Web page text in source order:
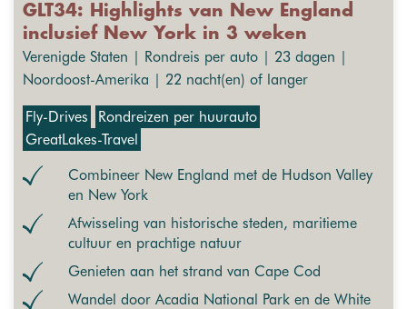
GLT34: Highlights van New England
inclusief New York in 3 weken
Verenigde Staten | Rondreis per auto | 23 dagen |
Noordoost-Amerika | 22 nacht(en) of langer
Fly-Drives
Rondreizen per huurauto
GreatLakes-Travel
Combineer New England met de Hudson Valley
en New York
Afwisseling van historische steden, maritieme
cultuur en prachtige natuur
Genieten aan het strand van Cape Cod
Wandel door Acadia National Park en de White